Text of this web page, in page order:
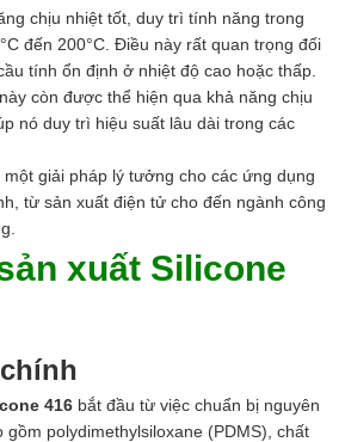
chịu nhiệt tốt, duy trì tính năng trong
đến 200°C. Điều này rất quan trọng đối
tính ổn định ở nhiệt độ cao hoặc thấp.
còn được thể hiện qua khả năng chịu
nó duy trì hiệu suất lâu dài trong các
một giải pháp lý tưởng cho các ứng dụng
từ sản xuất điện tử cho đến ngành công
xuất Silicone
416 bắt đầu từ việc chuẩn bị nguyên
gồm polydimethylsiloxane (PDMS), chất